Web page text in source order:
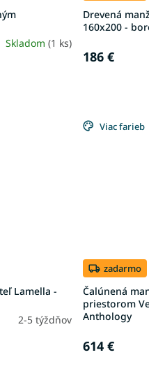
Skladom (1 ks)
Drevená
160x200 -
186 €
Lamella -
2-5 týždňov
Viac farieb
zadarmo
Čalúnená
priestorom
Anthology
614 €